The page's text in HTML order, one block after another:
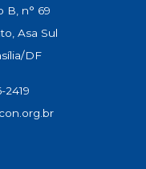
B, n° 69
Asa Sul
DF
2419